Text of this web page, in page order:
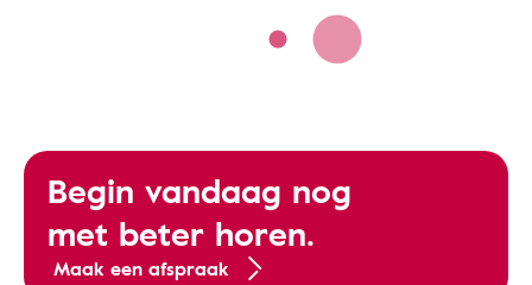
Begin vandaag nog
met beter horen.
Maak een afspraak